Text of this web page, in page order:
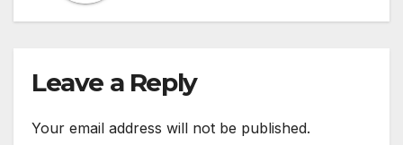
Leave a Reply
Your email address will not be published.